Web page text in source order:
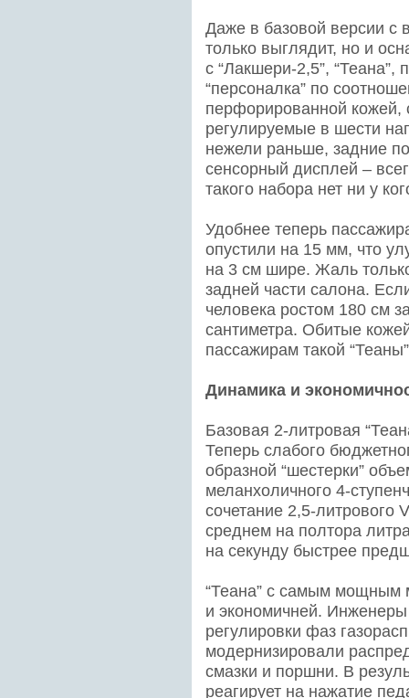
Даже в базовой версии с
только выглядит, но и
с “Лакшери-2,5”,
“персоналка” по
перфорированной кожей,
регулируемые в шести
нежели раньше, задние
сенсорный дисплей –
такого набора нет ни у
Удобнее теперь
опустили на 15 мм, что
на 3 см шире. Жаль
задней части салона.
человека ростом 180 см
сантиметра. Обитые
пассажирам такой
Динамика и
Базовая 2-литровая
Теперь слабого
образной “шестерки”
меланхоличного 4-
сочетание 2,5-литрового
среднем на полтора
на секунду быстрее
“Теана” с самым мощным
и экономичней.
регулировки фаз
модернизировали
смазки и поршни. В
реагирует на нажатие